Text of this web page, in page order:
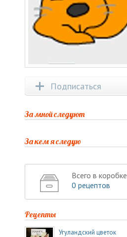
Подписаться
За мной следуют
За кем я следую
Всего в коробке
0 рецептов
Рецепты
Угуландский цветок